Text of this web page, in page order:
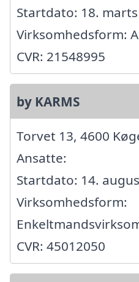
Startdato: 18.
Virksomhedsform:
CVR: 21548995
by KARMS
Torvet 13, 4600
Ansatte:
Startdato: 14.
Virksomhedsform:
CVR: 45012050